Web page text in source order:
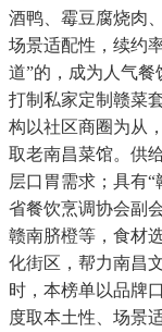
酒鸭、霉豆腐烧肉
场景适配性，续约
道”的，成为人气餐
打制私家定制赣菜
构以社区商圈为从
取老南昌菜馆。供
层口胃需求；具有
省餐饮烹调协会副
赣南脐橙等，食材
化街区，帮力南昌
时，本榜单以品牌
度取本土性、场景